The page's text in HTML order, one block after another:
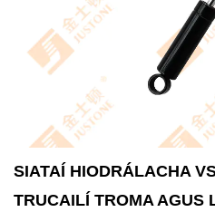
SIATAÍ HIODRÁLACHA
TRUCAILÍ TROMA AGUS